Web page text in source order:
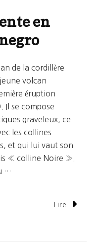
en
de la cordillère
volcan
éruption
Il se compose
graveleux, ce
les collines
et qui lui vaut son
« colline Noire ».
…
Lire